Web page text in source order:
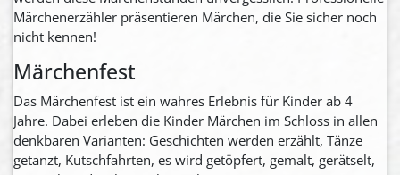
Märchenerzähler präsentieren Märchen, die Sie sicher noch
nicht kennen!
Märchenfest
Das Märchenfest ist ein wahres Erlebnis für Kinder ab 4
Jahre. Dabei erleben die Kinder Märchen im Schloss in allen
denkbaren Varianten: Geschichten werden erzählt, Tänze
getanzt, Kutschfahrten, es wird getöpfert, gemalt, gerätselt,